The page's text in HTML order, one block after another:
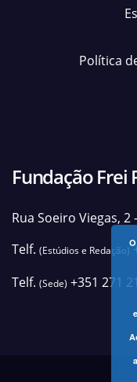
Política
Fundação Frei
Rua Soeiro Viegas, 2
Telf. (Estúdios e Redação)
Telf. (Sede) +351 271